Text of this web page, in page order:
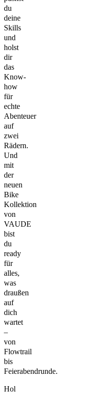
du
deine
Skills
und
holst
dir
das
Know-
how
für
echte
Abenteuer
auf
zwei
Rädern.
Und
mit
der
neuen
Bike
Kollektion
von
VAUDE
bist
du
ready
für
alles,
was
draußen
auf
dich
wartet
–
von
Flowtrail
bis
Feierabendrunde.
Hol